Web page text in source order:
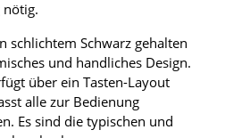
nötig.
schlichtem Schwarz gehalten
und handliches Design.
über ein Tasten-Layout
alle zur Bedienung
Es sind die typischen und